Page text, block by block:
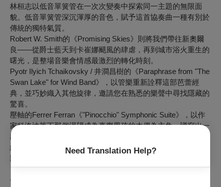
Need Translation Help?
林桓志以低音單簧管在一次次變奏中探索同一主題的無限面
貌。低音單簧管深沉渾厚的音色，賦予這首協奏曲一種有別於
傳統的獨特氣質。
Robert W. Smith的《Promising Skies》則將我們帶往新奧爾
良——從爵士藍天到卡崔娜颶風的肆虐，再到城市浴火重生的
曙光，是整場音樂會情感最激烈的轉化時刻。
Pyotr Ilyich Tchaikovsky / 井澗昌樹的《Paraphrase from "The
Swan Lake" for Wind Band》，以管樂重新詮釋這部芭蕾經
典，並巧妙織入其他旋律，邀請您在熟悉的樂聲中尋找隱藏的
驚喜。
壓軸的Ferrer Ferran《"Pinocchio" Symphonic Suite》，以作
家科洛迪筆下那個渴望成為真實男孩的木偶為主角，譜寫出一
段充滿奇幻色彩的音樂旅程。皮諾丘說謊、逃跑、迷途，卻始
終懷抱著一個最純粹的願望——成為真實的自己。作曲家費蘭
將這段成長歷程化為層次豐富的交響組曲，從俏皮到深情，從
冒險到溫柔，在音符之間訴說善良與勇氣的力量。面具終將褪
去，蛻變，從來都需要勇氣。